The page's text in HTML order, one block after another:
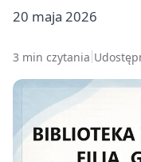
20 maja 2026
3 min czytania